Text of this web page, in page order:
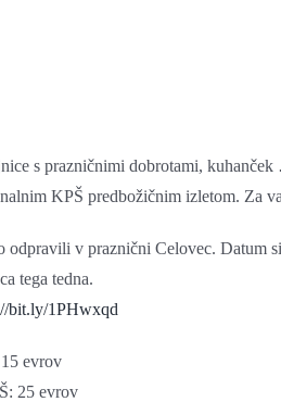
s prazničnimi dobrotami,
KPŠ predbožičnim izletom. Za
odpravili v praznični Celovec. Datum
tega tedna.
bit.ly/1PHwxqd
evrov
25 evrov